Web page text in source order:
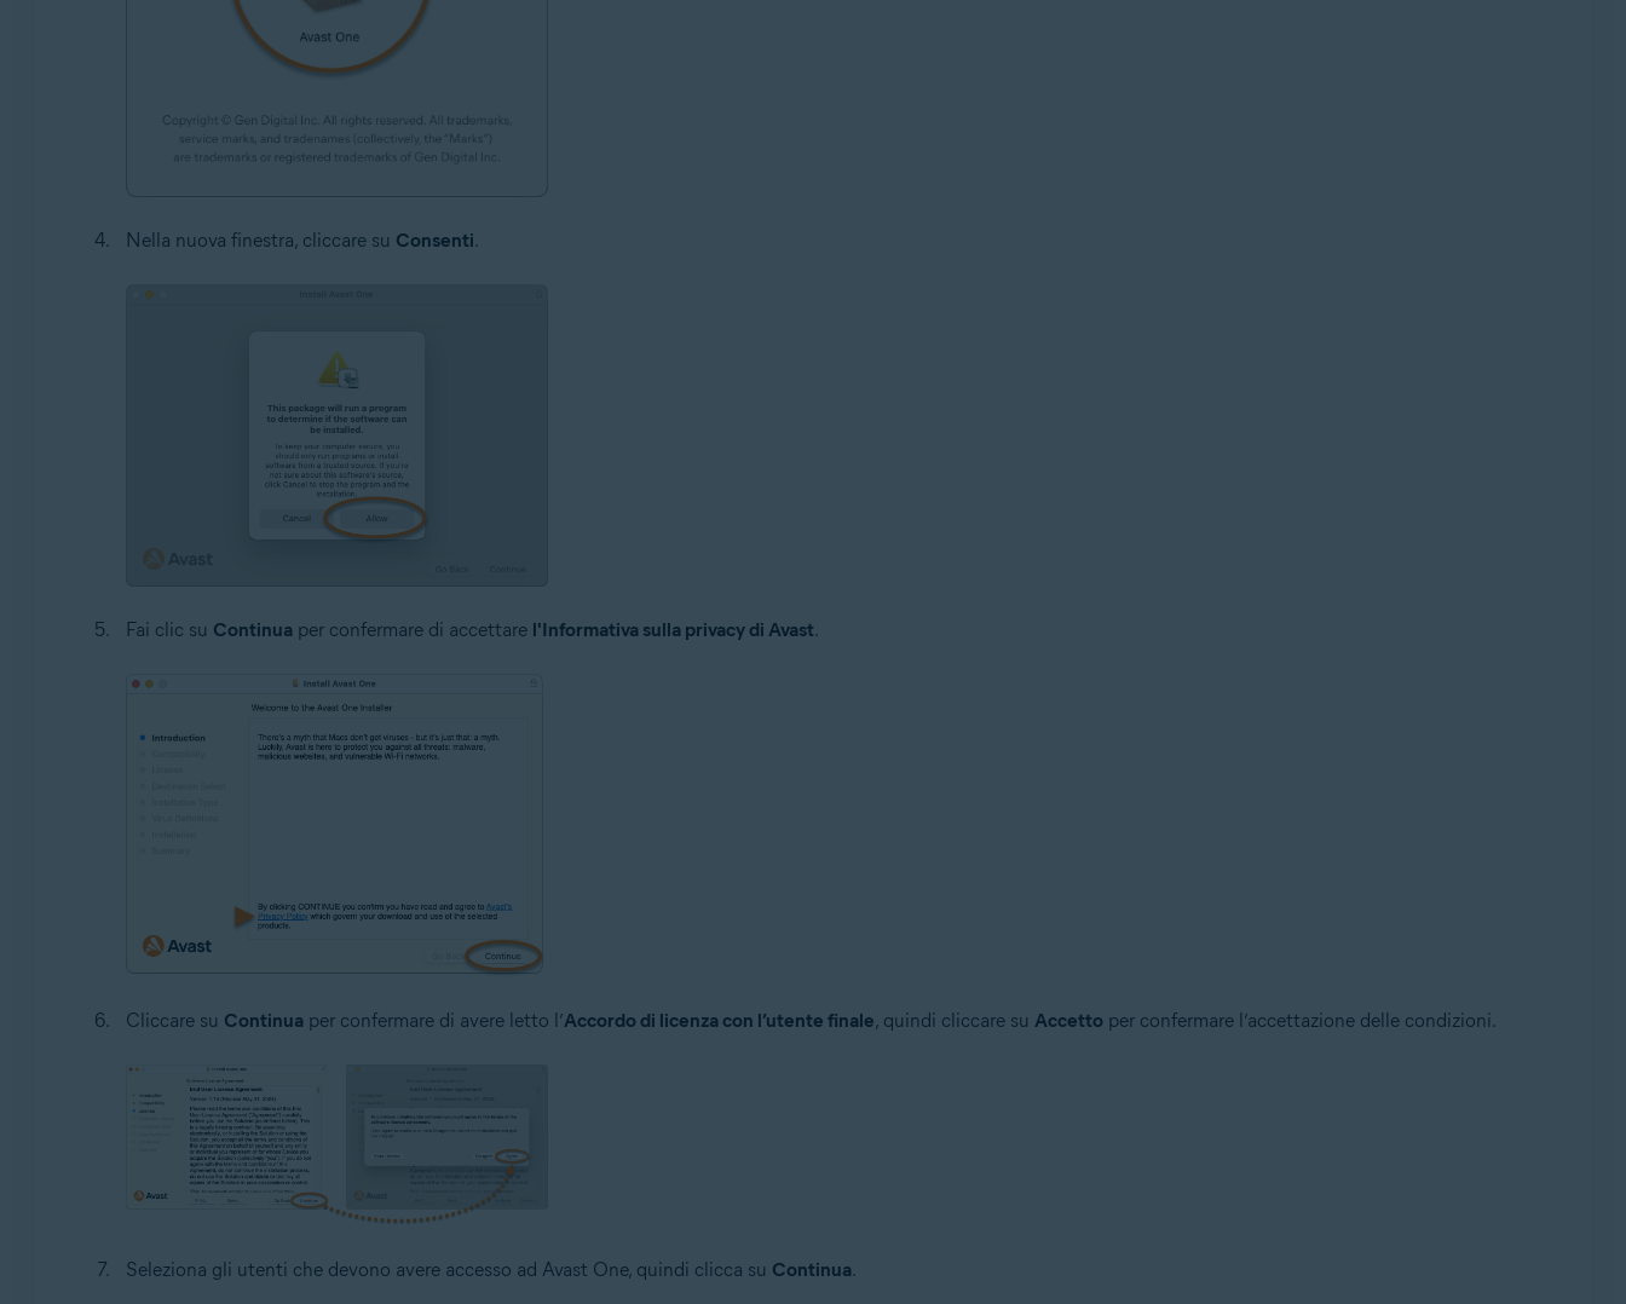
Nella nuova finestra, cliccare su Consenti.
Fai clic su Continuaper confermare di accettare l'Informativa sulla privacy di Avast.
Cliccare su Continuaper confermare di avere letto l’Accordo di licenza con l’utente finale, quindi cliccare su Accetto per confermare l’accettazione delle condizioni.
Seleziona gli utenti che devono avere accesso ad Avast One, quindi clicca su Continua.